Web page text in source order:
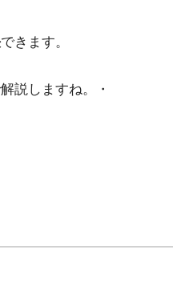
できます。
説しますね。・